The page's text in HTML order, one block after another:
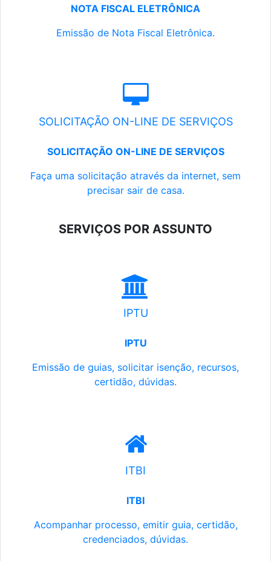
NOTA FISCAL ELETRÔNICA
Emissão de Nota Fiscal Eletrônica.
SOLICITAÇÃO ON-LINE DE SERVIÇOS
SOLICITAÇÃO ON-LINE DE SERVIÇOS
Faça uma solicitação através da internet, sem
precisar sair de casa.
SERVIÇOS POR ASSUNTO
IPTU
IPTU
Emissão de guias, solicitar isenção, recursos,
certidão, dúvidas.
ITBI
ITBI
Acompanhar processo, emitir guia, certidão,
credenciados, dúvidas.